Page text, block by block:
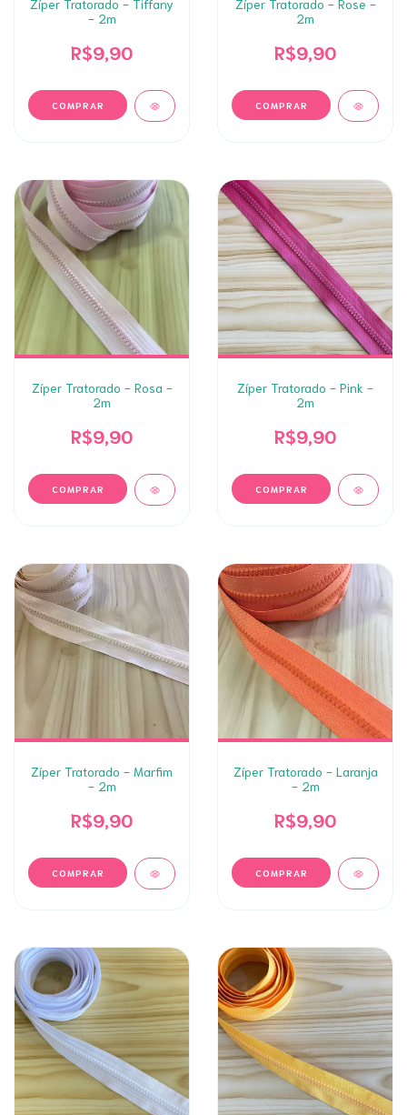
Zíper Tratorado - Tiffany
- 2m
R$9,90
Zíper Tratorado - Rose -
2m
R$9,90
Zíper Tratorado - Rosa -
2m
R$9,90
Zíper Tratorado - Pink -
2m
R$9,90
Zíper Tratorado - Marfim
- 2m
R$9,90
Zíper Tratorado - Laranja
- 2m
R$9,90